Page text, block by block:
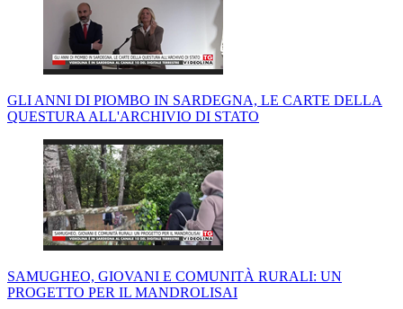
GLI ANNI DI PIOMBO IN SARDEGNA, LE CARTE DELLA
QUESTURA ALL'ARCHIVIO DI STATO
SAMUGHEO, GIOVANI E COMUNITÀ RURALI: UN
PROGETTO PER IL MANDROLISAI